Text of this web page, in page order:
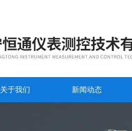
关于我们 新闻动态